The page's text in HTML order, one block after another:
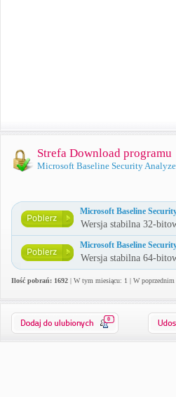
Strefa Download programu
Microsoft Baseline Security
Microsoft Baseline
Wersja stabilna 32-
Microsoft Baseline
Wersja stabilna 64-
Ilość pobrań: 1692 | W tym miesiącu: 1 | W poprzednim
0